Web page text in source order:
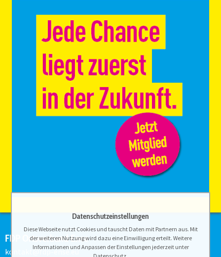
FDP Ortsverband Ense
kontakt@fdp-ense.eu
Datenschutzeinstellungen
Diese Webseite nutzt Cookies und tauscht Daten mit Partnern aus. Mit
der weiteren Nutzung wird dazu eine Einwilligung erteilt. Weitere
Informationen und Anpassen der Einstellungen jederzeit unter